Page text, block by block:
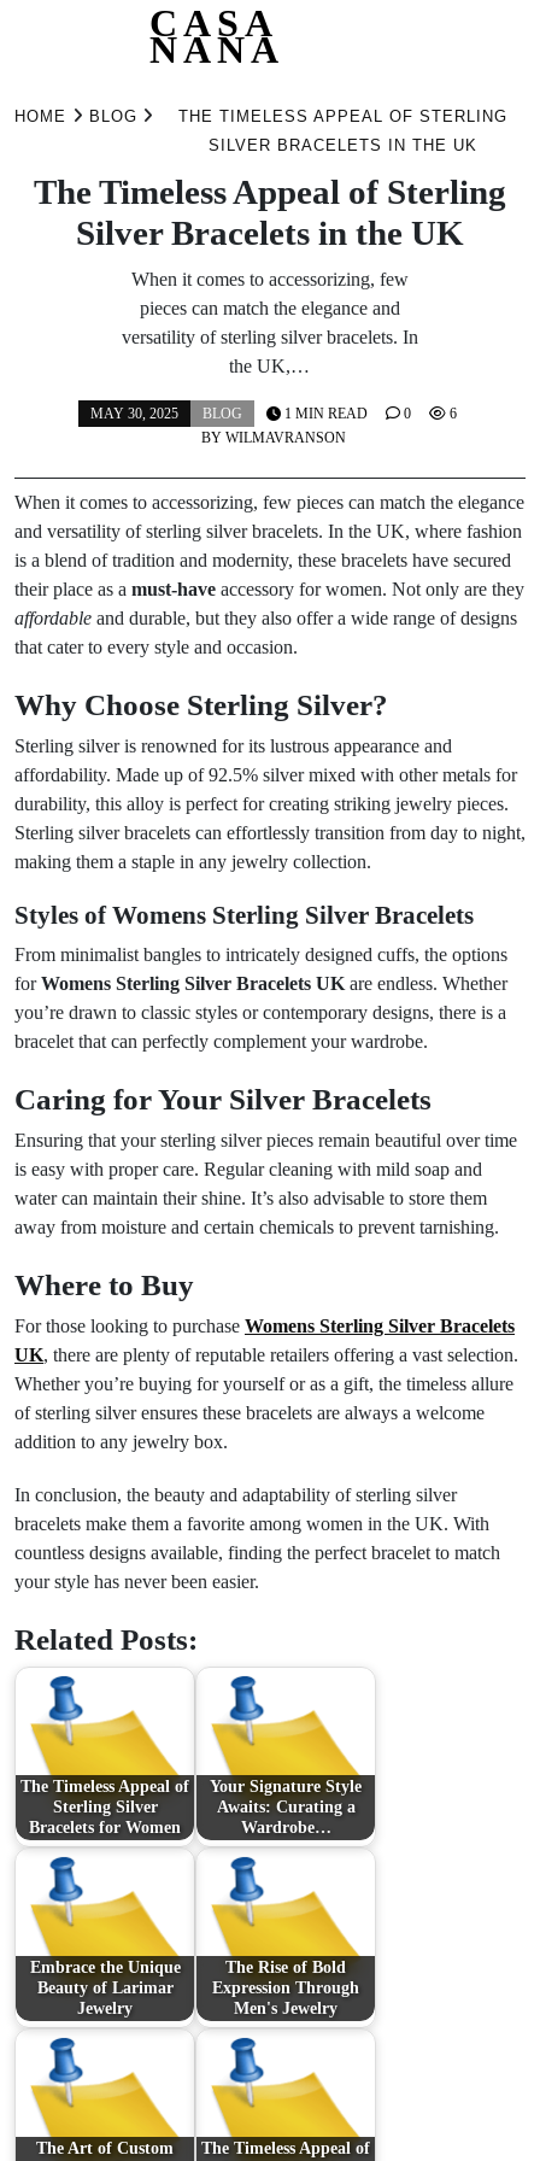
CASA
NANA
HOME BLOG
THE TIMELESS APPEAL OF STERLING
SILVER BRACELETS IN THE UK
The Timeless Appeal of Sterling
Silver Bracelets in the UK
When it comes to accessorizing, few
pieces can match the elegance and
versatility of sterling silver bracelets. In
the UK,…
MAY 30, 2025
BLOG
BY WILMAVRANSON
1 MIN READ 0 6
When it comes to accessorizing, few pieces can match the elegance
and versatility of sterling silver bracelets. In the UK, where fashion
is a blend of tradition and modernity, these bracelets have secured
their place as a must-have accessory for women. Not only are they
affordable and durable, but they also offer a wide range of designs
that cater to every style and occasion.
Why Choose Sterling Silver?
Sterling silver is renowned for its lustrous appearance and
affordability. Made up of 92.5% silver mixed with other metals for
durability, this alloy is perfect for creating striking jewelry pieces.
Sterling silver bracelets can effortlessly transition from day to night,
making them a staple in any jewelry collection.
Styles of Womens Sterling Silver Bracelets
From minimalist bangles to intricately designed cuffs, the options
forWomens Sterling Silver Bracelets UK are endless. Whether
you’re drawn to classic styles or contemporary designs, there is a
bracelet that can perfectly complement your wardrobe.
Caring for Your Silver Bracelets
Ensuring that your sterling silver pieces remain beautiful over time
is easy with proper care. Regular cleaning with mild soap and
water can maintain their shine. It’s also advisable to store them
away from moisture and certain chemicals to prevent tarnishing.
Where to Buy
For those looking to purchase Womens Sterling Silver Bracelets
UK, there are plenty of reputable retailers offering a vast selection.
Whether you’re buying for yourself or as a gift, the timeless allure
of sterling silver ensures these bracelets are always a welcome
addition to any jewelry box.
In conclusion, the beauty and adaptability of sterling silver
bracelets make them a favorite among women in the UK. With
countless designs available, finding the perfect bracelet to match
your style has never been easier.
Related Posts:
The Timeless Appeal of
Sterling Silver
Bracelets for Women
Your Signature Style
Awaits: Curating a
Wardrobe…
Embrace the Unique
Beauty of Larimar
Jewelry
The Rise of Bold
Expression Through
Men's Jewelry
The Art of Custom
The Timeless Appeal of